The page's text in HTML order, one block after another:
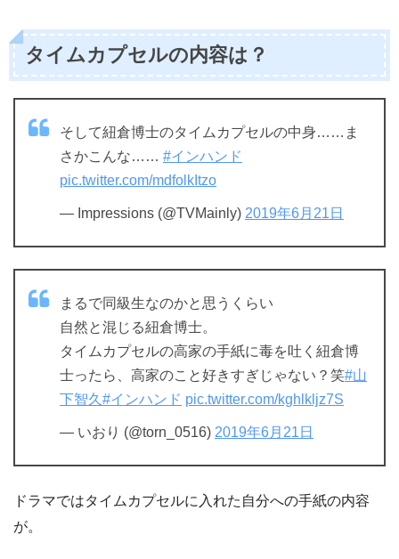
タイムカプセルの内容は？
そして紐倉博士のタイムカプセルの中身……ま
さかこんな…… #インハンド
pic.twitter.com/mdfolkItzo
— Impressions (@TVMainly) 2019年6月21日
まるで同級生なのかと思うくらい
自然と混じる紐倉博士。
タイムカプセルの高家の手紙に毒を吐く紐倉博
士ったら、高家のこと好きすぎじゃない？笑#山
下智久 #インハンド pic.twitter.com/kghlkljz7S
— いおり (@torn_0516) 2019年6月21日
ドラマではタイムカプセルに入れた自分への手紙の内容
が。